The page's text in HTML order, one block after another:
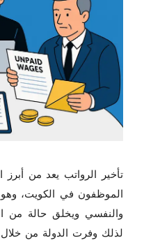
تأخير الرواتب يعد من أبرز
الموظفون في الكويت،
والنفسي ويخلق حالة من
لذلك وفرت الدولة من خلال